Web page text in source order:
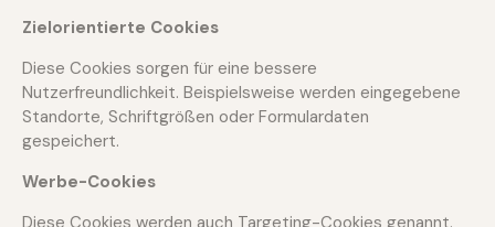
Zielorientierte Cookies
Diese Cookies sorgen für eine bessere
Nutzerfreundlichkeit. Beispielsweise werden eingegebene
Standorte, Schriftgrößen oder Formulardaten
gespeichert.
Werbe-Cookies